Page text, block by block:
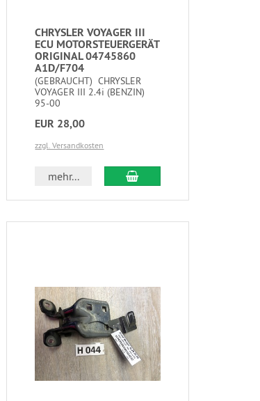
CHRYSLER VOYAGER III
ECU MOTORSTEUERGERÄT
ORIGINAL 04745860
A1D/F704
(GEBRAUCHT) CHRYSLER
VOYAGER III 2.4i (BENZIN)
95-00
EUR 28,00
zzgl. Versandkosten
mehr...